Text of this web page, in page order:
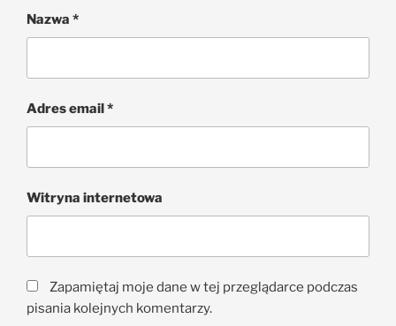
Nazwa *
Adres email *
Witryna internetowa
Zapamiętaj moje dane w tej przeglądarce podczas
pisania kolejnych komentarzy.